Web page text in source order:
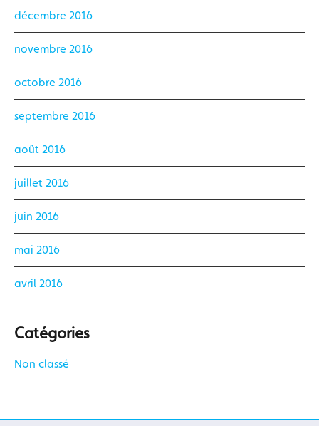
décembre 2016
novembre 2016
octobre 2016
septembre 2016
août 2016
juillet 2016
juin 2016
mai 2016
avril 2016
Catégories
Non classé